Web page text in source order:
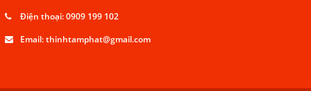
Điện thoại:0909 199 102
Email:thinhtamphat@gmail.com